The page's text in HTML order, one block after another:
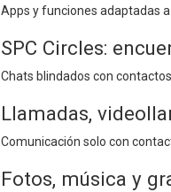
Apps y funciones adaptadas
SPC Circles:
Chats blindados con
Llamadas,
Comunicación solo con
Fotos, música y